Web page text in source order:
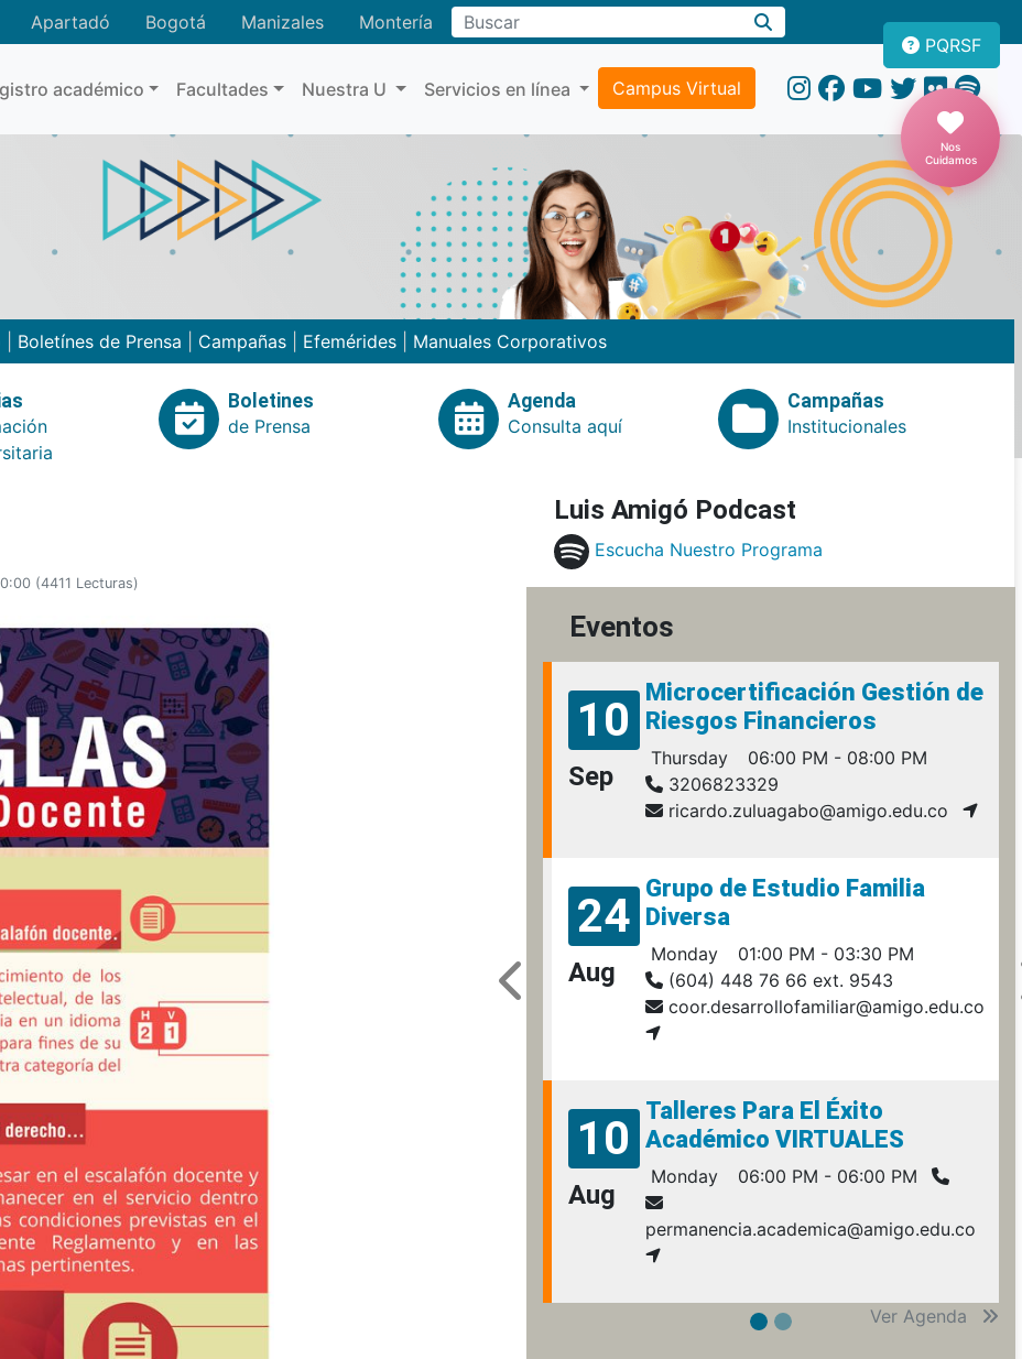
Apartadó Bogotá Manizales MonteríaBuscar
académico Facultades Nuestra U Servicios en línea Campus Virtual
PQRSF
Nos
Cuidamos
Boletínes de Prensa Campañas Efemérides Manuales Corporativos
Boletines
de Prensa
Agenda
Consulta aquí
Campañas
Institucionales
(4411 Lecturas)
Luis Amigó Podcast
Escucha Nuestro Programa
Eventos
10
Sep
Microcertificación Gestión de
Riesgos Financieros
Thursday
06:00 PM - 08:00 PM
3206823329
ricardo.zuluagabo@amigo.edu.co
24
Aug
Grupo de Estudio Familia
Diversa
Monday
01:00 PM - 03:30 PM
(604) 448 76 66 ext. 9543
coor.desarrollofamiliar@amigo.edu.co
10
Aug
Talleres Para El Éxito
Académico VIRTUALES
Monday 06:00 PM - 06:00 PM
permanencia.academica@amigo.edu.co
Ver Agenda